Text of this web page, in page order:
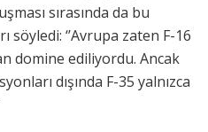
sırasında da bu
söyledi: ‘’Avrupa zaten F-16
domine ediliyordu. Ancak
dışında F-35 yalnızca